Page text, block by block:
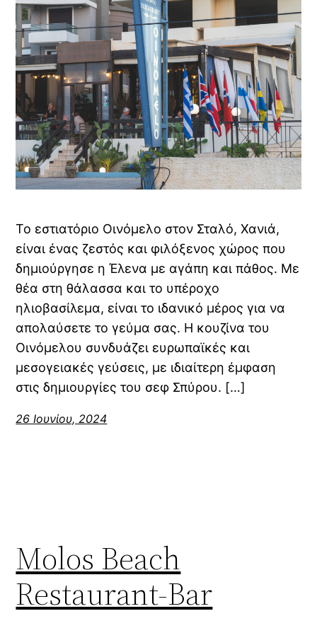
Το εστιατόριο Οινόμελο στον Σταλό, Χανιά,
είναι ένας ζεστός και φιλόξενος χώρος που
δημιούργησε η Έλενα με αγάπη και πάθος. Με
θέα στη θάλασσα και το υπέροχο
ηλιοβασίλεμα, είναι το ιδανικό μέρος για να
απολαύσετε το γεύμα σας. Η κουζίνα του
Οινόμελου συνδυάζει ευρωπαϊκές και
μεσογειακές γεύσεις, με ιδιαίτερη έμφαση
στις δημιουργίες του σεφ Σπύρου. […]
26 Ιουνίου, 2024
Molos Beach
Restaurant-Bar